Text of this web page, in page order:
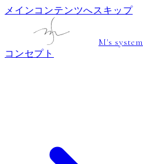
メインコンテンツへスキップ
M's system
コンセプト